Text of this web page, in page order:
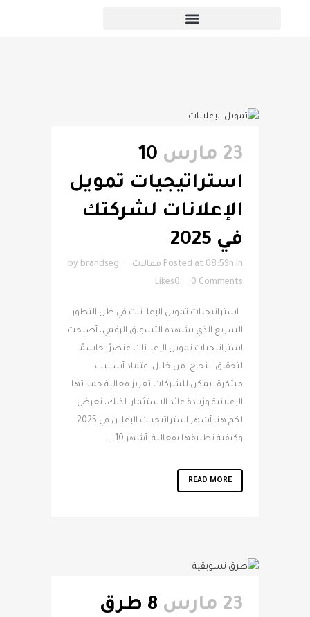
23 مارس
10
استراتيجيات تمويل
الإعلانات لشركتك
في 2025
Posted at 08:59h in مقالات by brandseg
0 Comments
0
Likes
استراتيجيات تمويل الإعلانات في ظل التطور
السريع الذي يشهده التسويق الرقمي، أصبحت
استراتيجيات تمويل الإعلانات عنصرًا حاسمًا
لتحقيق النجاح. من خلال اعتماد أساليب
مبتكرة، يمكن للشركات تعزيز فعالية حملاتها
الإعلانية وزيادة عائد الاستثمار. لذلك، نعرض
لكم هنا أشهر استراتيجيات الإعلان في 2025
وكيفية تطبيقها بفعالية. أشهر 10...
READ MORE
23 مارس
8 طرق